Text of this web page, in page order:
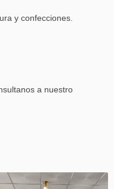
y confecciones.
a nuestro